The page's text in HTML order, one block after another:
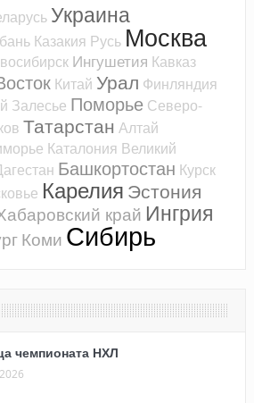
Украина
Казакия Русь Москва
Ингушетия Кавказ
Китай Урал Финляндия
Залесье Поморье Северо-
Татарстан Алтай
Каталония Великий
Башкортостан Курск
Карелия Эстония
край Ингрия
Коми Сибирь
чемпионата НХЛ